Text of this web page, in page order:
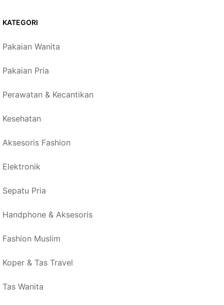
KATEGORI
Pakaian Wanita
Pakaian Pria
Perawatan & Kecantikan
Kesehatan
Aksesoris Fashion
Elektronik
Sepatu Pria
Handphone & Aksesoris
Fashion Muslim
Koper & Tas Travel
Tas Wanita